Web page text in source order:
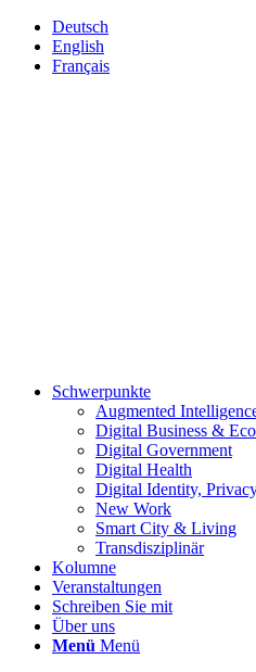
Deutsch
English
Français
Schwerpunkte
Augmented
Digital Business &
Digital Government
Digital Health
Digital Identity,
New Work
Smart City & Living
Transdisziplinär
Kolumne
Veranstaltungen
Schreiben Sie mit
Über uns
Menü Menü